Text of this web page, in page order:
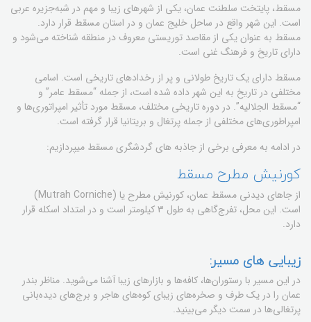
مسقط، پایتخت سلطنت عمان، یکی از شهرهای زیبا و مهم در شبه‌جزیره عربی
است. این شهر واقع در ساحل خلیج عمان و در استان مسقط قرار دارد.
مسقط به عنوان یکی از مقاصد توریستی معروف در منطقه شناخته می‌شود و
دارای تاریخ و فرهنگ غنی است.
مسقط دارای یک تاریخ طولانی و پر از رخدادهای تاریخی است. اسامی
مختلفی در تاریخ به این شهر داده شده است، از جمله “مسقط عامر” و
“مسقط الجلالیه”. در دوره تاریخی مختلف، مسقط مورد تأثیر امپراتوری‌ها و
امپراطوری‌های مختلفی از جمله پرتغال و بریتانیا قرار گرفته است.
در ادامه به معرفی برخی از جاذبه های گردشگری مسقط میپردازیم:
كورنيش مطرح مسقط
از جاهای دیدنی مسقط عمان، كورنيش مطرح یا (Mutrah Corniche)
است. این محل، تفرج‌گاهی به طول 3 کیلومتر است و در امتداد اسکله قرار
دارد.
زیبایی های مسیر:
در این مسیر با رستوران‌ها، کافه‌ها و بازارهای زیبا آشنا می‌شوید. مناظر بندر
عمان را در یک طرف و صخره‌های زیبای کوه‌های هاجر و برج‌های دیده‌بانی
پرتغالی‌ها در سمت دیگر می‌بینید.